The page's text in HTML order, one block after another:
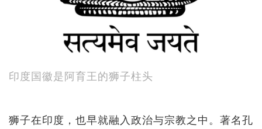
印度国徽是阿育王的狮子柱头
狮子在印度，也早就融入政治与宗教之中。著名孔